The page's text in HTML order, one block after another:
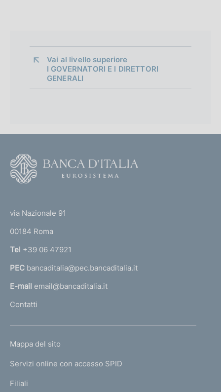
Vai al livello superiore
I GOVERNATORI E I DIRETTORI
GENERALI
r
n
a
l
m
e
a
via Nazionale 91
00184 Roma
Tel +39 06 47921
PEC bancaditalia@pec.bancaditalia.it
E-mail email@bancaditalia.it
Contatti
L
N
K
Mappa del sito
Servizi online con accesso SPID
Filiali